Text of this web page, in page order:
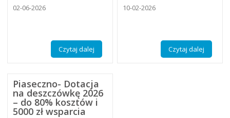
02-06-2026
Czytaj dalej
10-02-2026
Czytaj dalej
Piaseczno- Dotacja
na deszczówkę 2026
– do 80% kosztów i
5000 zł wsparcia